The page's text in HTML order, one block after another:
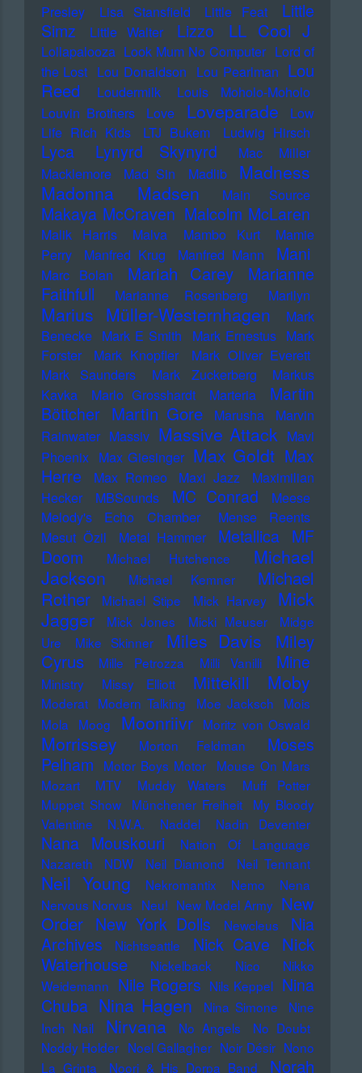
Presley
Lisa Stansfield Little Feat
Little
Simz
Little Walter Lizzo LL Cool J
Lollapalooza Look Mum No Computer Lord of
the Lost Lou Donaldson Lou Pearlman Lou
Reed
Loudermilk
Louis Moholo-Moholo
Louvin Brothers
Love Loveparade
Low
Life Rich Kids
LTJ Bukem Ludwig Hirsch
Lyca Lynyrd Skynyrd
Mac Miller
Macklemore
Mad Sin Madlib
Madness
Madonna
Madsen Main Source
Makaya McCraven Malcolm McLaren
Malik Harris Malva Mambo Kurt
Mamie
Perry
Manfred Krug Manfred Mann Mani
Marc Bolan Mariah Carey
Marianne
Faithfull
Marianne Rosenberg Marilyn
Marius Müller-Westernhagen
Mark
Benecke Mark E Smith Mark Ernestus Mark
Forster
Mark Knopfler
Mark Oliver Everett
Mark Saunders
Mark Zuckerberg
Markus
Kavka
Marlo Grosshardt Marteria
Martin
Böttcher Martin Gore Marusha
Marvin
Rainwater Massiv Massive Attack Mavi
Phoenix Max Giesinger Max Goldt Max
Herre
Max Romeo Maxi Jazz
Maximilian
Hecker
MBSounds MC Conrad
Meese
Melody's Echo Chamber
Mense Reents
Mesut Özil
Metal Hammer Metallica MF
Doom
Michael Hutchence
Michael
Jackson
Michael Kemner
Michael
Rother
Michael Stipe Mick Harvey
Mick
Jagger
Mick Jones Micki Meuser
Midge
Ure
Mike Skinner Miles Davis
Miley
Cyrus
Mille Petrozza Milli Vanilli Mine
Ministry Missy Elliott Mittekill Moby
Moderat Modern Talking Moe Jacksch
Mois
Mola
Moog Moonriivr Moritz von Oswald
Morrissey Morton Feldman
Moses
Pelham
Motor Boys Motor
Mouse On Mars
Mozart
MTV Muddy Waters
Muff Potter
Muppet Show
Münchener Freiheit
My Bloody
Valentine
N.W.A. Naddel Nadin Deventer
Nana Mouskouri
Nation Of Language
Nazareth
NDW Neil Diamond Neil Tennant
Neil Young Nekromantix Nemo
Nena
Nervous Norvus Neu! New Model Army New
Order New York Dolls Newcleus
Nia
Archives
Nichtseattle Nick Cave
Nick
Waterhouse
Nickelback Nico
Nikko
Weidemann Nile Rogers Nils Keppel Nina
Chuba Nina Hagen Nina Simone
Nine
Inch Nail
Nirvana No Angels
No Doubt
Noddy Holder Noel Gallagher Noir Désir Nono
La Grinta
Noori & His Dorpa Band Norah